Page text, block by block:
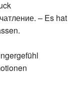
– Es hat